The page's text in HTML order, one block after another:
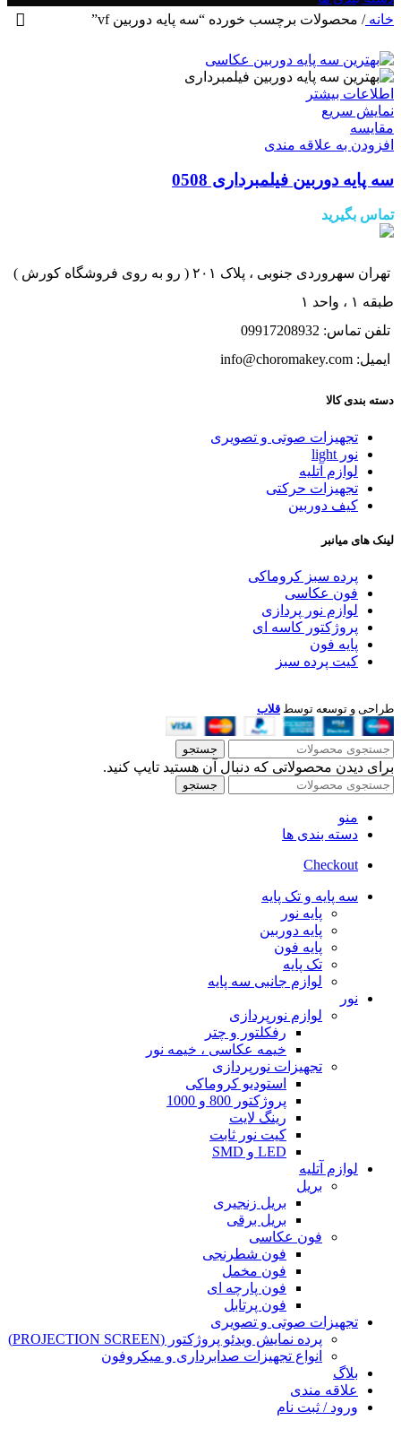
خانه/ محصولات برچسب خورده “سه پایه دوربین vf”
اطلاعات بیشتر
نمایش سریع
مقايسه
افزودن به علاقه مندی
سه پایه دوربین فیلمبرداری 0508
تماس بگیرید
تهران سهروردی جنوبی ، پلاک ۲۰۱ ( رو به روی فروشگاه کورش )
طبقه ۱ ، واحد ۱
تلفن تماس: 09917208932
ایمیل: info@choromakey.com
دسته بندی کالا
تجهیزات صوتی و تصویری
نور light
لوازم آتلیه
تجهیزات حرکتی
کیف دوربین
لینک های میانبر
پرده سبز کروماکی
فون عکاسی
لوازم نور پردازی
پروژکتور کاسه ای
پایه فون
کیت پرده سبز
طراحی و توسعه توسط قلاب
جستجو
برای دیدن محصولاتی که دنبال آن هستید تایپ کنید.
جستجو
منو
دسته بندی ها
Checkout
سه پایه و تک پایه
پایه نور
پایه دوربین
پایه فون
تک پایه
لوازم جانبی سه پایه
نور
لوازم نورپردازی
رفکلتور و چتر
خیمه عکاسی ، خیمه نور
تجهیزات نورپردازی
استودیو کروماکی
پروژکتور 800 و 1000
رینگ لایت
کیت نور ثابت
LED و SMD
لوازم آتلیه
بریل
بریل زنجیری
بریل برقی
فون عکاسی
فون شطرنجی
فون مخمل
فون پارچه ای
فون پرتابل
تجهیزات صوتی و تصویری
پرده نمایش ویدئو پروژکتور (PROJECTION SCREEN)
انواع تجهیزات صدابرداری و میکروفون
بلاگ
علاقه مندی
ورود / ثبت نام